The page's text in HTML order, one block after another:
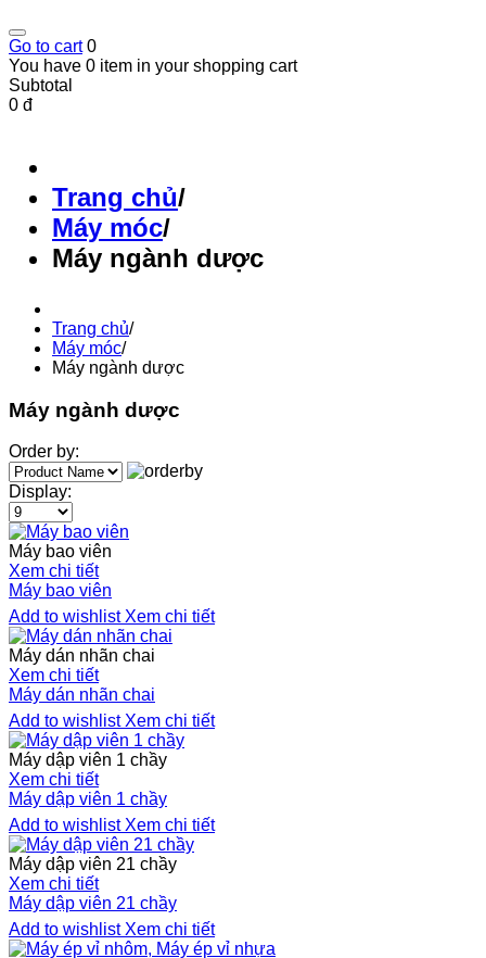
Go to cart 0
You have 0 item in your shopping cart
Subtotal
0 đ
Trang chủ/
Máy móc/
Máy ngành dược
Trang chủ/
Máy móc/
Máy ngành dược
Máy ngành dược
Order by:
Display:
Máy bao viên
Xem chi tiết
Máy bao viên
Add to wishlist Xem chi tiết
Máy dán nhãn chai
Xem chi tiết
Máy dán nhãn chai
Add to wishlist Xem chi tiết
Máy dập viên 1 chầy
Xem chi tiết
Máy dập viên 1 chầy
Add to wishlist Xem chi tiết
Máy dập viên 21 chầy
Xem chi tiết
Máy dập viên 21 chầy
Add to wishlist Xem chi tiết